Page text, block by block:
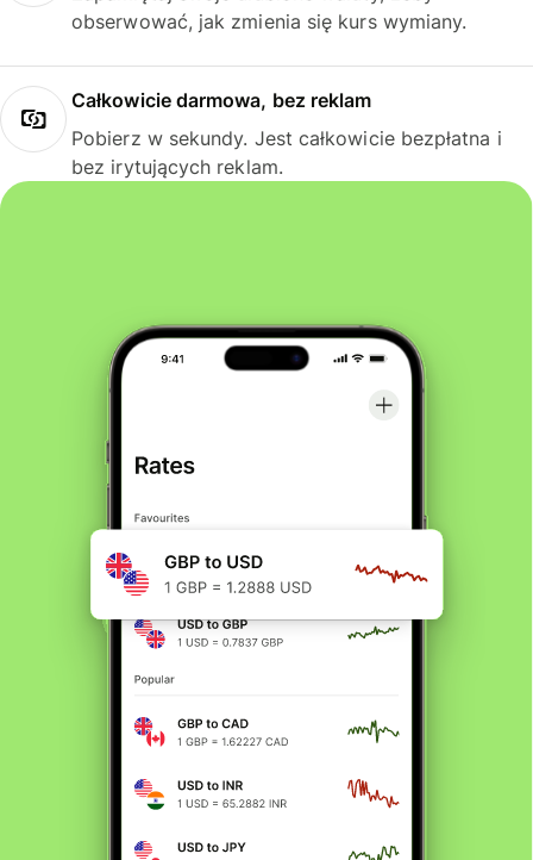
obserwować, jak zmienia się kurs wymiany.
Całkowicie darmowa, bez reklam
Pobierz w sekundy. Jest całkowicie bezpłatna i
bez irytujących reklam.